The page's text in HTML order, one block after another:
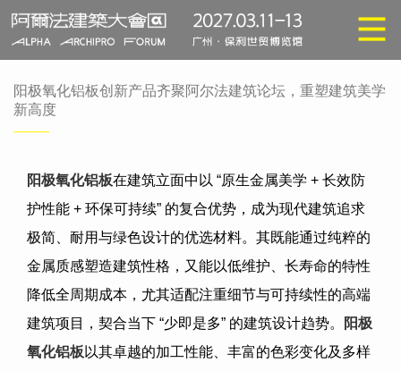
阳极氧化铝板创新产品齐聚阿尔法建筑论坛，重塑建筑美学
新高度
阳极氧化铝板在建筑立面中以 “原生金属美学 + 长效防
护性能 + 环保可持续” 的复合优势，成为现代建筑追求
极简、耐用与绿色设计的优选材料。其既能通过纯粹的
金属质感塑造建筑性格，又能以低维护、长寿命的特性
降低全周期成本，尤其适配注重细节与可持续性的高端
建筑项目，契合当下 “少即是多” 的建筑设计趋势。
阳极
氧化铝板 以其卓越的加工性能、丰富的色彩变化及多样